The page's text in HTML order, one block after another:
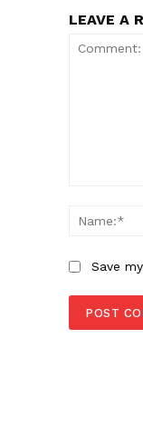
LEAVE A
Save